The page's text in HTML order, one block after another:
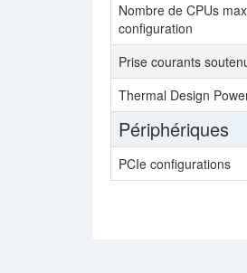
Nombre de CPUs
configuration
Prise courants
Thermal Design
Périphériques
PCIe configurations